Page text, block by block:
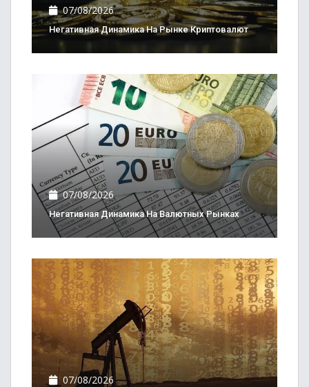
07/08/2026
Негативная Динамика На Рынке Криптовалют
07/08/2026
Негативная Динамика На Валютных Рынках
07/08/2026